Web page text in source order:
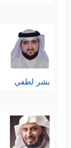
بشر لطفي